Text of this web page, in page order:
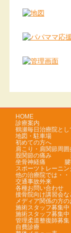
HOME
診療案内
鶴瀬毎日治療院と
地図・駐車場
初めての方へ
肩こり・肩関節周囲
股関節の痛み
坐骨神経痛
スポーツトレーニン
他の治療院では・・
交通事故外来
各種お問い合わせ
接骨院向け講習会
メディア関係の方
施術スタッフ募集中
施術スタッフ募集中
管理柔道整復師募集
自費診療